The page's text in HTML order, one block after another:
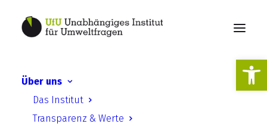
Über uns
Das Institut
Transparenz & Werte
Jahresbericht 2022